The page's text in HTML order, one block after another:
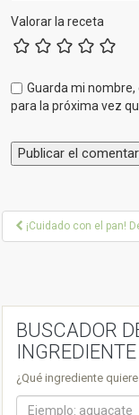
Valorar la receta
Guarda mi
para la próxima vez
P
t
¡Cuidado con el pan!
BUSCADOR
INGREDIENTE
¿Qué ingrediente